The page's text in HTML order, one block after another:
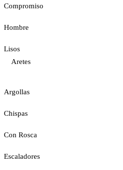
Compromiso
Hombre
Lisos
Aretes
Argollas
Chispas
Con Rosca
Escaladores